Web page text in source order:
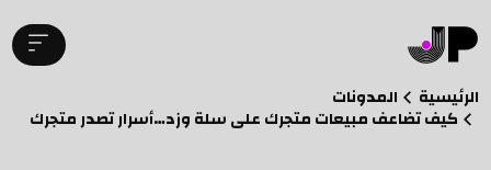
الرئيسية المدونات
كيف تضاعف مبيعات متجرك على سلة وزد…أسرار تصدر متجرك